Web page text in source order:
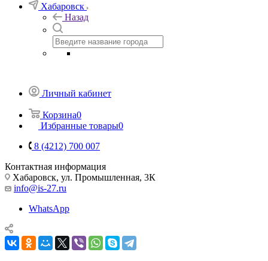
Хабаровск
Назад
Личный кабинет
Корзина0
Избранные товары0
8 (4212) 700 007
Контактная информация
Хабаровск, ул. Промышленная, 3К
info@is-27.ru
WhatsApp